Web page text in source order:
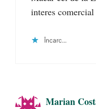
interes
Încarc...
Marian